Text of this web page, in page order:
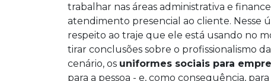
trabalhar nas áreas administrativa e
atendimento presencial ao cliente. Nesse
respeito ao traje que ele está usando no
tirar conclusões sobre o profissionalismo
cenário, os uniformes sociais para
para a pessoa - e, como consequência,